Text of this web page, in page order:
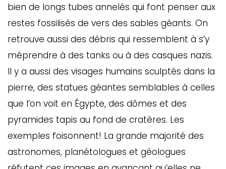
bien de longs tubes annelés qui font penser aux
restes fossilisés de vers des sables géants. On
retrouve aussi des débris qui ressemblent à s’y
méprendre à des tanks ou à des casques nazis.
Il y a aussi des visages humains sculptés dans la
pierre, des statues géantes semblables à celles
que l’on voit en Égypte, des dômes et des
pyramides tapis au fond de cratères. Les
exemples foisonnent! La grande majorité des
astronomes, planétologues et géologues